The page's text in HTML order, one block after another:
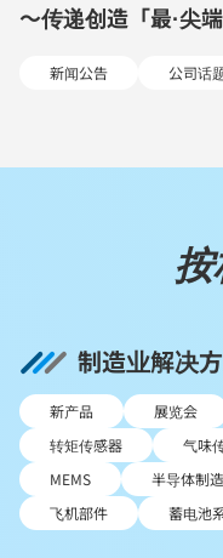
～传递创造「最·尖
新闻公告 公司话
按
制造业解决
新产品 展览会
转矩传感器
气味
MEMS
半导体制
飞机部件
蓄电池